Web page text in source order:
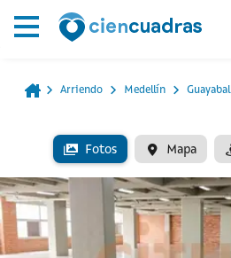
Arriendo Medellín Guayabal
Fotos Mapa